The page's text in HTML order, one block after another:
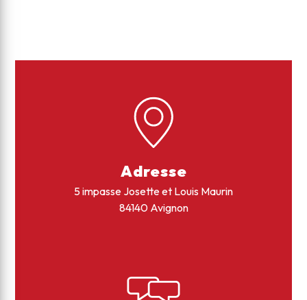
Adresse
5 impasse Josette et Louis Maurin
84140 Avignon